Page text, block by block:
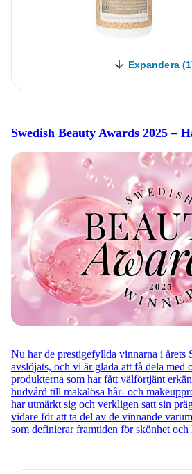
Expandera
Swedish Beauty Awards 2025 –
Nu har de prestigefyllda vinnarna i årets
avslöjats, och vi är glada att få dela med
produkterna som har fått välförtjänt
hudvård till makalösa hår- och
har utmärkt sig och verkligen satt sin
vidare för att ta del av de vinnande
som definierar framtiden för skönhet och